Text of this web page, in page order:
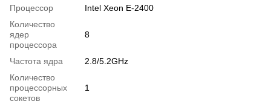
Процессор
Intel Xeon E-2400
Количество
ядер
процессора
8
Частота ядра
2.8/5.2GHz
Количество
процессорных
сокетов
1